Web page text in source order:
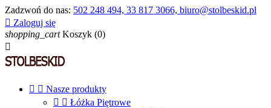
Zadzwoń do nas: 502 248 494, 33 817 3066, biuro@stolbeskid.pl
 Zaloguj się
shopping_cart Koszyk (0)

  Nasze produkty
  Łóżka Piętrowe